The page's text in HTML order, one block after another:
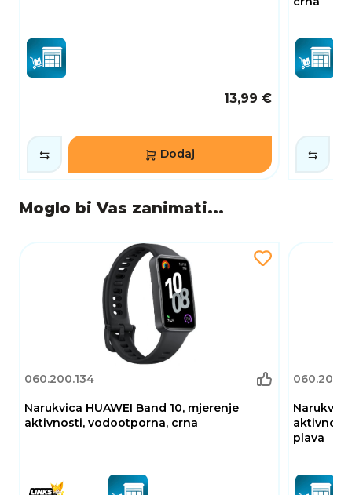
IZVRSNA AUTONOMIJA I BRZO PUNJENJE
S baterijom kapaciteta 233 mAh, Xiaomi Smart
Band 10 pruža do čak 21 dan autonomije u
sat. Ova impresivna energetska učinkovitost
omogućuje da se usredotočite na aktivnosti
bez potrebe za čestim punjenjem.
pametna narukvica koja kombinira moderan
AMOLED zaslon, dugotrajnu bateriju, podršku
za najnovije mobilne operativne sustave i niz
značajki za praćenje zdravlja. Idealna je za
korisnike koji žele stil, udobnost i tehnologiju u
jednom kompaktnom nosivom uređaju.
13,99 €
Dodaj
Moglo bi Vas zanimati...
060.200.134
Narukvica HUAWEI Band 10, mjerenje
aktivnosti, vodootporna, crna
plava